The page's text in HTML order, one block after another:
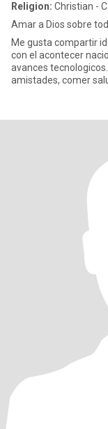
Religion: Christian -
Amar a Dios sobre
Me gusta compartir
con el acontecer
avances tecnologicos. Me gusta la naturaleza y hacer buenas
amistades, comer